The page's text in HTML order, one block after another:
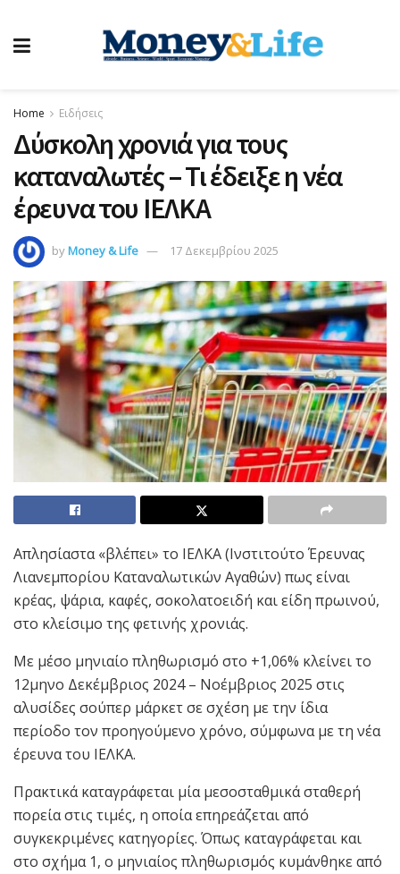
Home Ειδήσεις
Δύσκολη χρονιά για τους
καταναλωτές – Τι έδειξε η νέα
έρευνα του ΙΕΛΚΑ
byMoney & Life 17 Δεκεμβρίου 2025
Απλησίαστα «βλέπει» το ΙΕΛΚΑ (Ινστιτούτο Έρευνας
Λιανεμπορίου Καταναλωτικών Αγαθών) πως είναι
κρέας, ψάρια, καφές, σοκολατοειδή και είδη πρωινού,
στο κλείσιμο της φετινής χρονιάς.
Με μέσο μηνιαίο πληθωρισμό στο +1,06% κλείνει το
12μηνο Δεκέμβριος 2024 – Νοέμβριος 2025 στις
αλυσίδες σούπερ μάρκετ σε σχέση με την ίδια
περίοδο τον προηγούμενο χρόνο, σύμφωνα με τη νέα
έρευνα του ΙΕΛΚΑ.
Πρακτικά καταγράφεται μία μεσοσταθμικά σταθερή
πορεία στις τιμές, η οποία επηρεάζεται από
συγκεκριμένες κατηγορίες. Όπως καταγράφεται και
στο σχήμα 1, ο μηνιαίος πληθωρισμός κυμάνθηκε από